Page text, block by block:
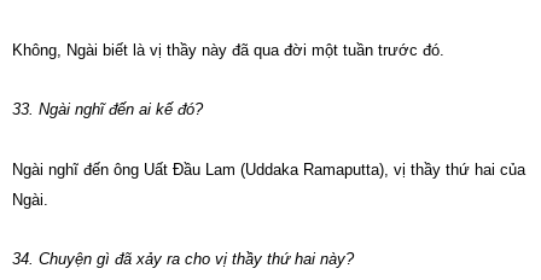
Không, Ngài biết là vị thầy này đã qua đời một tuần trước đó.
33. Ngài nghĩ đến ai kế đó?
Ngài nghĩ đến ông Uất Đầu Lam (Uddaka Ramaputta), vị thầy thứ hai của
Ngài.
34. Chuyện gì đã xảy ra cho vị thầy thứ hai này?